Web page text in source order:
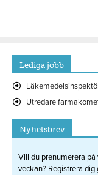
Lediga jobb
Utredare
Nyhetsbrev
Vill du prenumerera
veckan? Registrera